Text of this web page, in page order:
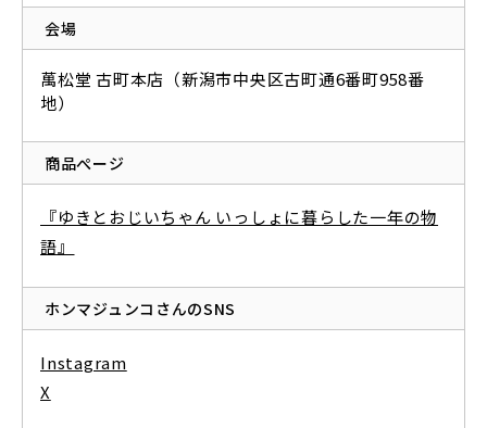
会場
萬松堂 古町本店（新潟市中央区古町通6番町958番
地）
商品ぺージ
『ゆきとおじいちゃん いっしょに暮らした一年の物
語』
ホンマジュンコさんのSNS
Instagram
X